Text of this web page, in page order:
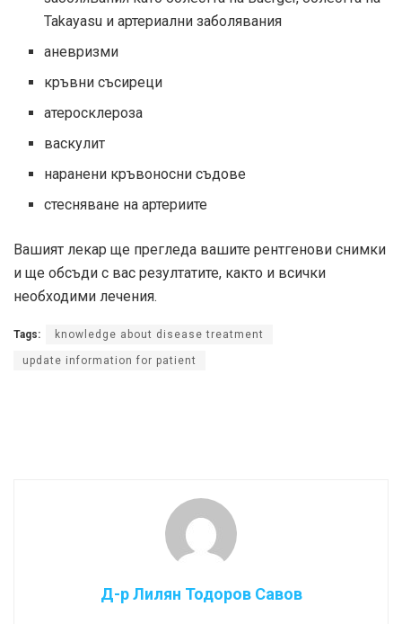
Takayasu и артериални заболявания
аневризми
кръвни съсиреци
атеросклероза
васкулит
наранени кръвоносни съдове
стесняване на артериите
Вашият лекар ще прегледа вашите рентгенови снимки
и ще обсъди с вас резултатите, както и всички
необходими лечения.
Tags: knowledge about disease treatment
update information for patient
Д-р Лилян Тодоров Савов